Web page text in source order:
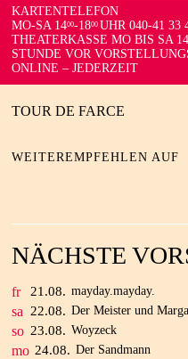
KARTENTELEFON
MO-SA 1400-1800 UHR 040-41 33
THEATERKASSE MO BIS SA 14
STUNDE VOR
ONLINE – JEDERZEIT
TOUR DE FARCE
WEITEREMPFEHLEN AUF
NÄCHSTE
fr 21.08. mayday.mayday.
sa 22.08. Der Meister und
so 23.08. Woyzeck
mo 24.08. Der Sandmann